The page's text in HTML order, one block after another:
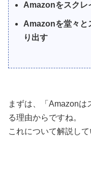
Amazonをスクレ
Amazonを堂々と
り出す
まずは、「Amazonは
る理由からですね。
これについて解説して